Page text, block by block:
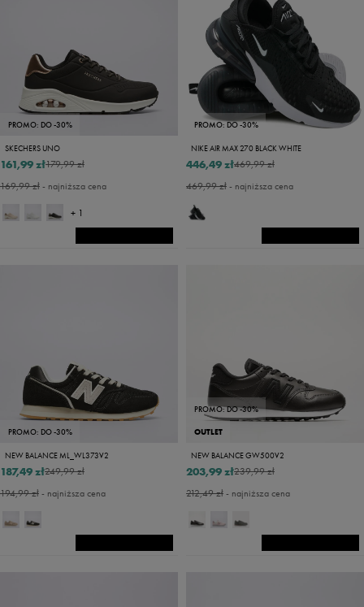
PROMO: DO -30%
SKECHERS UNO
179,99 zł
161,99 zł
169,99 zł- najniższa cena
+ 1
PROMO: DO -30%
NIKE AIR MAX 270 BLACK WHITE
469,99 zł
446,49 zł
469,99 zł- najniższa cena
PROMO: DO -30%
NEW BALANCE ML_WL373V2
249,99 zł
187,49 zł
194,99 zł- najniższa cena
PROMO: DO -30%
OUTLET
NEW BALANCE GW500V2
239,99 zł
203,99 zł
212,49 zł- najniższa cena